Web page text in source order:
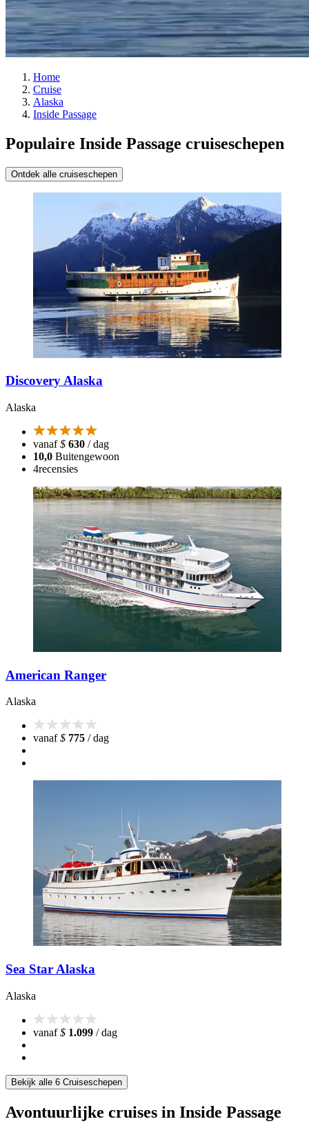
Home
Cruise
Alaska
Inside Passage
Populaire Inside Passage cruiseschepen
Ontdek alle cruiseschepen
Discovery Alaska
Alaska
vanaf$ 630 / dag
10,0 Buitengewoon
4recensies
American Ranger
Alaska
vanaf$ 775 / dag
Sea Star Alaska
Alaska
vanaf$ 1.099 / dag
Bekijk alle 6 Cruiseschepen
Avontuurlijke cruises in Inside Passage